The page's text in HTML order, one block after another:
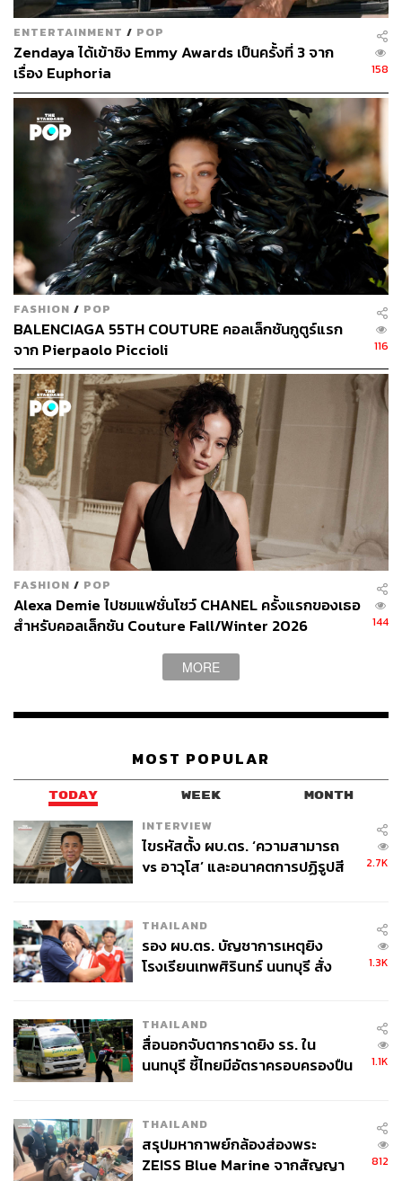
ENTERTAINMENT / POP
Zendaya ได้เข้าชิง Emmy Awards เป็นครั้งที่ 3 จาก
เรื่อง Euphoria
158
FASHION / POP
BALENCIAGA 55TH COUTURE คอลเล็กชันกูตูร์แรก
จาก Pierpaolo Piccioli
116
FASHION / POP
Alexa Demie ไปชมแฟชั่นโชว์ CHANEL ครั้งแรกของเธอ
สำหรับคอลเล็กชัน Couture Fall/Winter 2026
144
MORE
MOST POPULAR
TODAY WEEK MONTH
INTERVIEW
ไขรหัสตั้ง ผบ.ตร. ‘ความสามารถ
vs อาวุโส’ และอนาคตการปฏิรูปสี
2.7K
THAILAND
รอง ผบ.ตร. บัญชาการเหตุยิง
โรงเรียนเทพศิรินทร์ นนทบุรี สั่ง
1.3K
THAILAND
สื่อนอกจับตากราดยิง รร. ใน
นนทบุรี ชี้ไทยมีอัตราครอบครองปืน
1.1K
THAILAND
สรุปมหากาพย์กล้องส่องพระ
ZEISS Blue Marine จากสัญญา
812